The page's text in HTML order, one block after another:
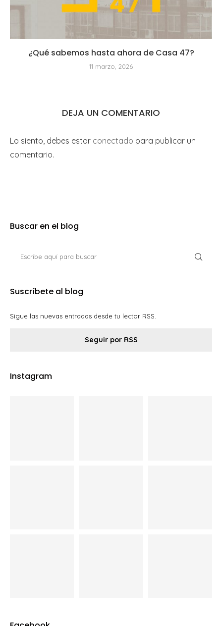
¿Qué sabemos hasta ahora de Casa 47?
11 marzo, 2026
DEJA UN COMENTARIO
Lo siento, debes estar conectado para publicar un
comentario.
Buscar en el blog
Suscríbete al blog
Sigue las nuevas entradas desde tu lector RSS.
Seguir por RSS
Instagram